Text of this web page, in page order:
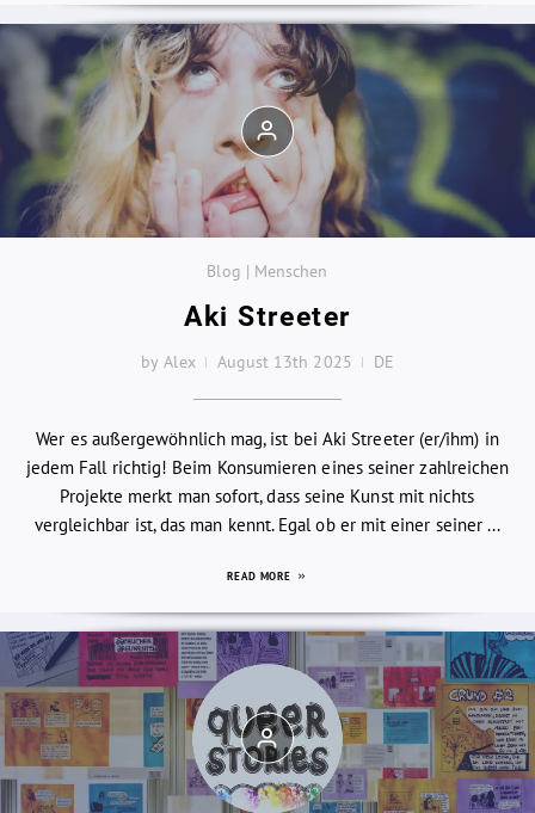
Blog | Menschen
Aki Streeter
by Alex August 13th 2025 DE
Wer es außergewöhnlich mag, ist bei Aki Streeter (er/ihm) in
jedem Fall richtig! Beim Konsumieren eines seiner zahlreichen
Projekte merkt man sofort, dass seine Kunst mit nichts
vergleichbar ist, das man kennt. Egal ob er mit einer seiner ...
READ MORE